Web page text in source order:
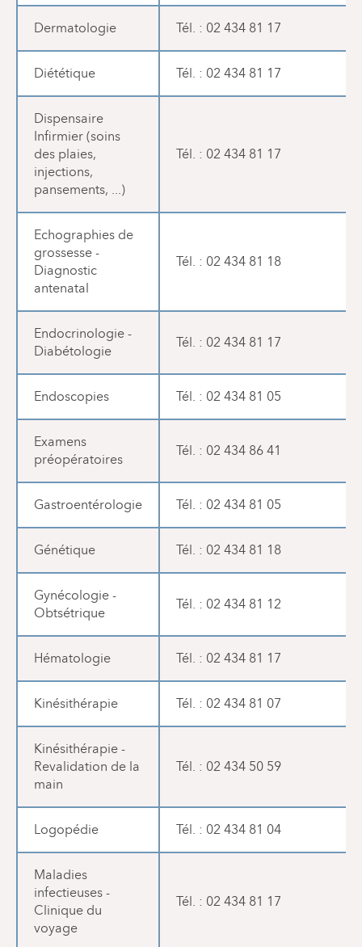
Dermatologie Tél. : 02 434 81 17
Diététique Tél. : 02 434 81 17
Dispensaire
Infirmier (soins
des plaies,
injections,
pansements, ...)
Tél. : 02 434 81 17
Echographies de
grossesse -
Diagnostic
antenatal
Tél. : 02 434 81 18
Endocrinologie -
Diabétologie
Tél. : 02 434 81 17
Endoscopies Tél. : 02 434 81 05
Examens
préopératoires
Tél. : 02 434 86 41
Gastroentérologie Tél. : 02 434 81 05
Génétique Tél. : 02 434 81 18
Gynécologie -
Obtsétrique
Tél. : 02 434 81 12
Hématologie Tél. : 02 434 81 17
Kinésithérapie Tél. : 02 434 81 07
Kinésithérapie -
Revalidation de la
main
Tél. : 02 434 50 59
Logopédie Tél. : 02 434 81 04
Maladies
infectieuses -
Clinique du
voyage
Tél. : 02 434 81 17